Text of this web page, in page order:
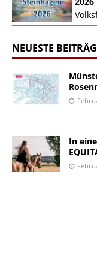
NEUESTE
In